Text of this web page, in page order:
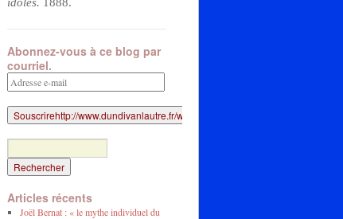
Abonnez-vous à ce blog par
courriel.
Adresse
e-
mail
Articles récents
Joël Bernat : « le mythe individuel du